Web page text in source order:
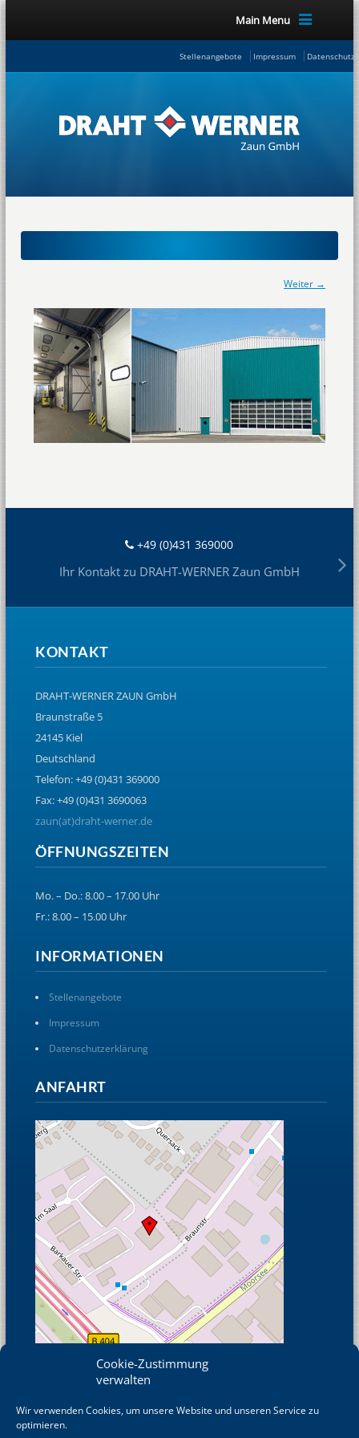
Cookie-Zustimmung
verwalten
Wir verwenden Cookies, um unsere Website und unseren Service zu
optimieren.
Main Menu
Stellenangebote Impressum
Weiter →
+49 (0)431 369000
Ihr Kontakt zu DRAHT-WERNER Zaun GmbH
KONTAKT
DRAHT-WERNER ZAUN GmbH
Braunstraße 5
24145 Kiel
Deutschland
Telefon: +49 (0)431 369000
Fax: +49 (0)431 3690063
zaun(at)draht-werner.de
ÖFFNUNGSZEITEN
Mo. – Do.: 8.00 – 17.00 Uhr
Fr.: 8.00 – 15.00 Uhr
INFORMATIONEN
Stellenangebote
Impressum
Datenschutzerklärung
ANFAHRT
© OpenStreetMap